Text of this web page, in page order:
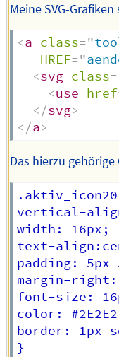
Meine SVG-
<a class="
HREF="
<svg class=
<use href
</svg>
</a>
Das hierzu gehörige
vertical-
width: 16px;
text-
padding: 5px
margin-
font-size:
color:
border: 1px
}